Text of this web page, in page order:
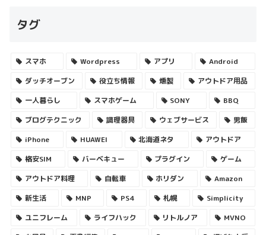
タグ
スマホ Wordpress アプリ
Android
ダッチオーブン
役立ち情報 燻製
アウトドア用品
一人暮らし
スマホゲーム SONY
BBQ
ブログテクニック
調理器具 ウェブサービス
男飯
iPhone
HUAWEI 北海道ネタ
アウトドア
格安SIM
バーベキュー プラグイン
ゲーム
アウトドア料理
自転車 ホリダン
Amazon
新生活
MNP PS4 札幌
Simplicity
ユニフレーム
ライフハック リトルノア
MVNO